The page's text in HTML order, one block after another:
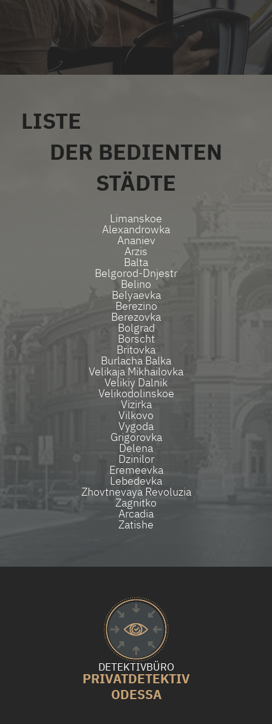
LISTE
DER BEDIENTEN
STÄDTE
Limanskoe
Alexandrowka
Ananiev
Arzis
Balta
Belgorod-Dnjestr
Belino
Belyaevka
Berezino
Berezovka
Bolgrad
Borscht
Britovka
Burlacha Balka
Velikaja Mikhailovka
Velikiy Dalnik
Velikodolinskoe
Vizirka
Vilkovo
Vygoda
Grigorovka
Delena
Dzinilor
Eremeevka
Lebedevka
Zhovtnevaya Revoluzia
Zagnitko
Arcadia
Zatishe
DETEKTIVBÜRO
PRIVATDETEKTIV
ODESSA